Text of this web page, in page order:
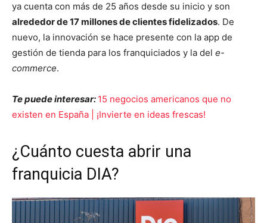
ya cuenta con más de 25 años desde su inicio y son
alrededor de 17 millones de clientes fidelizados. De
nuevo, la innovación se hace presente con la app de
gestión de tienda para los franquiciados y la del e-
commerce.
Te puede interesar: 15 negocios americanos que no
existen en España | ¡Invierte en ideas frescas!
¿Cuánto cuesta abrir una
franquicia DIA?